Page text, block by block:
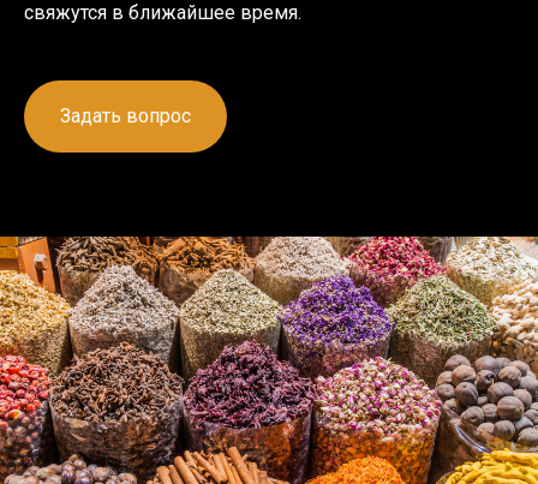
свяжутся в ближайшее время.
Задать вопрос